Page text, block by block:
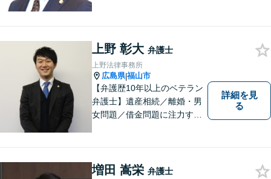
いことも安心してご相談くだ
さい。あなたの気持ちに寄り
添い、丁寧にお応えします。
上野 彰大 弁護士
上野法律事務所
広島県|福山市
【弁護歴10年以上のベテラン
弁護士】遺産相続／離婚・男
女問題／借金問題に注力する
指します。ぜひ一度ご相談に
詳細を見
る
増田 嵩栄 弁護士